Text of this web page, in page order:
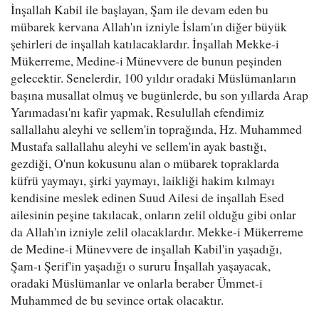
İnşallah Kabil ile başlayan, Şam ile devam eden bu
mübarek kervana Allah'ın izniyle İslam'ın diğer büyük
şehirleri de inşallah katılacaklardır. İnşallah Mekke-i
Mükerreme, Medine-i Münevvere de bunun peşinden
gelecektir. Senelerdir, 100 yıldır oradaki Müslümanların
başına musallat olmuş ve bugünlerde, bu son yıllarda Arap
Yarımadası'nı kafir yapmak, Resulullah efendimiz
sallallahu aleyhi ve sellem'in toprağında, Hz. Muhammed
Mustafa sallallahu aleyhi ve sellem'in ayak bastığı,
gezdiği, O'nun kokusunu alan o mübarek topraklarda
küfrü yaymayı, şirki yaymayı, laikliği hakim kılmayı
kendisine meslek edinen Suud Ailesi de inşallah Esed
ailesinin peşine takılacak, onların zelil olduğu gibi onlar
da Allah'ın izniyle zelil olacaklardır. Mekke-i Mükerreme
de Medine-i Münevvere de inşallah Kabil'in yaşadığı,
Şam-ı Şerif'in yaşadığı o sururu İnşallah yaşayacak,
oradaki Müslümanlar ve onlarla beraber Ümmet-i
Muhammed de bu sevince ortak olacaktır.